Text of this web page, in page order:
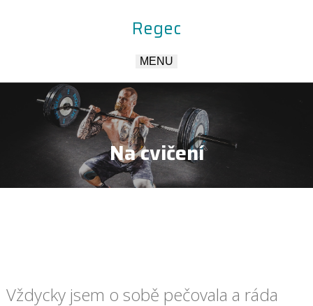
Regec
MENU
Na cvičení
Vždycky jsem o sobě pečovala a ráda